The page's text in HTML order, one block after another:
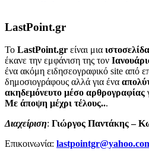
LastPoint.gr
To LastPoint.gr είναι μια
έκανε την εμφάνιση της τον
ένα ακόμη ειδησεογραφικό site από
δημοσιογράφους αλλά για ένα
ακηδεμόνευτο μέσο αρθρογραφίας
Με άποψη μέχρι τέλους...
Διαχείριση: Γιώργος Παντάκης –
Επικοινωνία: